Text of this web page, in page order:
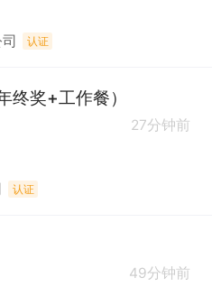
认证
终奖+工作餐）
27分钟前
认证
49分钟前